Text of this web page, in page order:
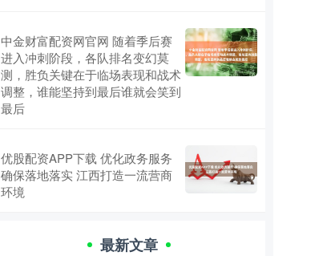
中金财富配资网官网 随着季后赛
进入冲刺阶段，各队排名变幻莫
测，胜负关键在于临场表现和战术
调整，谁能坚持到最后谁就会笑到
最后
优股配资APP下载 优化政务服务
确保落地落实 江西打造一流营商
环境
最新文章